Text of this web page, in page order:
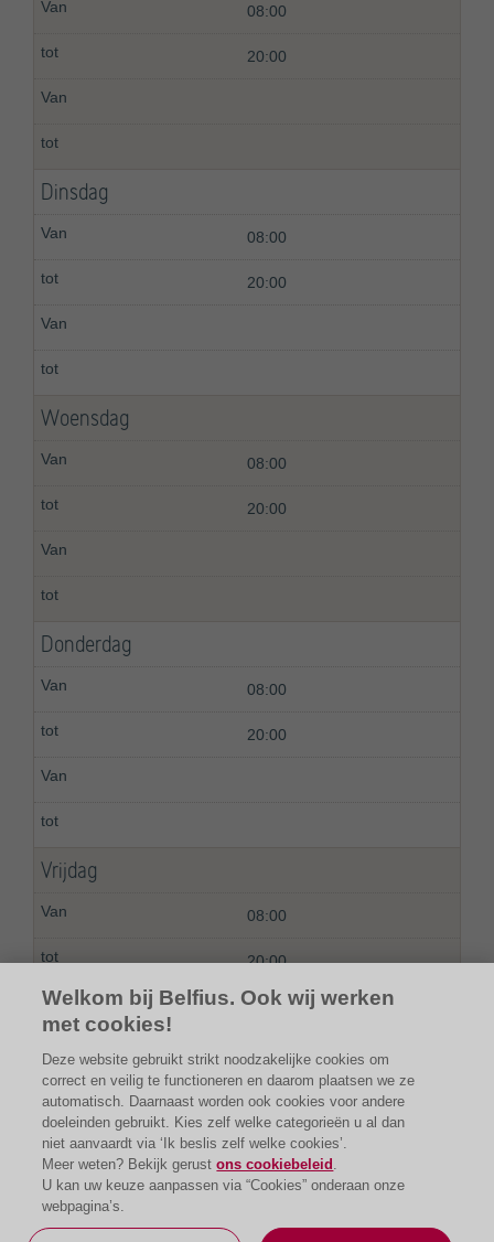
08:00
20:00
Dinsdag
08:00
20:00
Woensdag
08:00
20:00
Donderdag
08:00
20:00
Vrijdag
08:00
20:00
Welkom bij Belfius. Ook wij werken
met cookies!
Deze website gebruikt strikt noodzakelijke cookies om
correct en veilig te functioneren en daarom plaatsen we ze
automatisch. Daarnaast worden ook cookies voor andere
doeleinden gebruikt. Kies zelf welke categorieën u al dan
niet aanvaardt via ‘Ik beslis zelf welke cookies’.
Meer weten? Bekijk gerustons cookiebeleid .
U kan uw keuze aanpassen via “Cookies” onderaan onze
webpagina’s.